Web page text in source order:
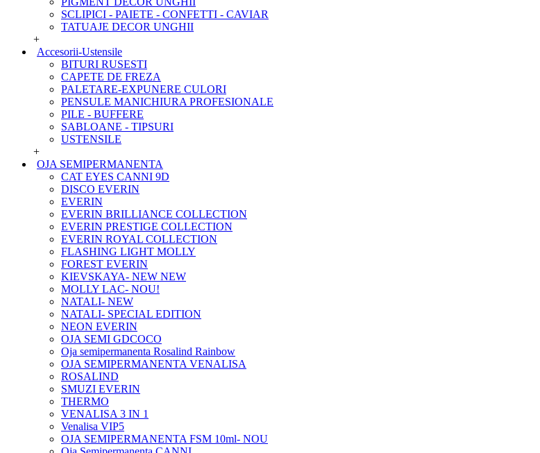
SCLIPICI - PAIETE - CONFETTI - CAVIAR
TATUAJE DECOR UNGHII
+
Accesorii-Ustensile
BITURI RUSESTI
CAPETE DE FREZA
PALETARE-EXPUNERE CULORI
PENSULE MANICHIURA PROFESIONALE
PILE - BUFFERE
SABLOANE - TIPSURI
USTENSILE
+
OJA SEMIPERMANENTA
CAT EYES CANNI 9D
DISCO EVERIN
EVERIN
EVERIN BRILLIANCE COLLECTION
EVERIN PRESTIGE COLLECTION
EVERIN ROYAL COLLECTION
FLASHING LIGHT MOLLY
FOREST EVERIN
KIEVSKAYA- NEW NEW
MOLLY LAC- NOU!
NATALI- NEW
NATALI- SPECIAL EDITION
NEON EVERIN
OJA SEMI GDCOCO
Oja semipermanenta Rosalind Rainbow
OJA SEMIPERMANENTA VENALISA
ROSALIND
SMUZI EVERIN
THERMO
VENALISA 3 IN 1
Venalisa VIP5
OJA SEMIPERMANENTA FSM 10ml- NOU